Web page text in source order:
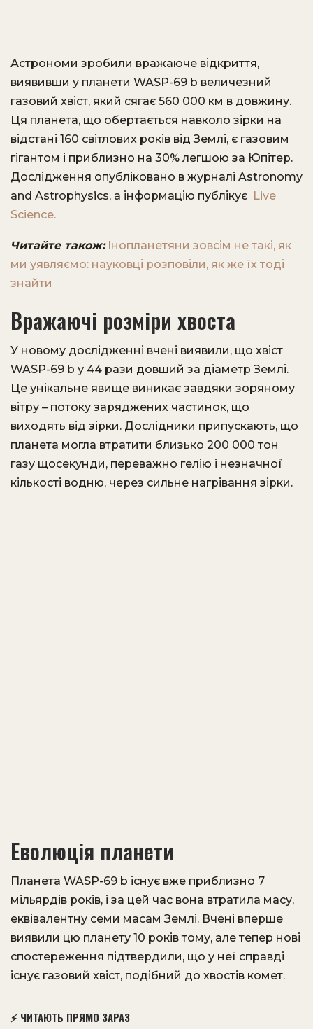
Астрономи зробили вражаюче відкриття,
виявивши у планети WASP-69 b величезний
газовий хвіст, який сягає 560 000 км в довжину.
Ця планета, що обертається навколо зірки на
відстані 160 світлових років від Землі, є газовим
гігантом і приблизно на 30% легшою за Юпітер.
Дослідження опубліковано в журналі Astronomy
and Astrophysics, а інформацію публікує Live
Science.
Читайте також: Інопланетяни зовсім не такі, як
ми уявляємо: науковці розповіли, як же їх тоді
знайти
Вражаючі розміри хвоста
У новому дослідженні вчені виявили, що хвіст
WASP-69 b у 44 рази довший за діаметр Землі.
Це унікальне явище виникає завдяки зоряному
вітру – потоку заряджених частинок, що
виходять від зірки. Дослідники припускають, що
планета могла втратити близько 200 000 тон
газу щосекунди, переважно гелію і незначної
кількості водню, через сильне нагрівання зірки.
Еволюція планети
Планета WASP-69 b існує вже приблизно 7
мільярдів років, і за цей час вона втратила масу,
еквівалентну семи масам Землі. Вчені вперше
виявили цю планету 10 років тому, але тепер нові
спостереження підтвердили, що у неї справді
існує газовий хвіст, подібний до хвостів комет.
⚡ ЧИТАЮТЬ ПРЯМО ЗАРАЗ